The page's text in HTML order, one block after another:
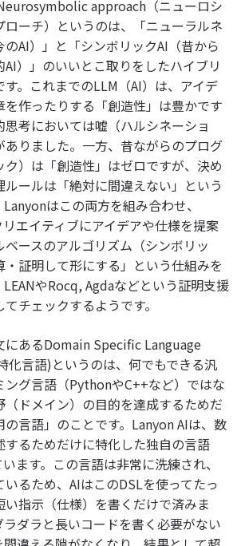
approach（ニューロシ
ローチ）というのは、「ニューラルネ
のAI）」と「シンボリックAI（昔から
）」のいいとこ取りをしたハイブリ
す。これまでのLLM（AI）は、アイデ
を作ったりする「創造性」は豊かです
考においては嘘（ハルシネーショ
ありました。一方、昔ながらのプログ
ク）は「創造性」はゼロですが、決め
ルールは「絶対に間違えない」という
はこの両方を組み合わせ、
リエイティブにアイデアや仕様を提案
ベースのアルゴリズム（シンボリッ
・証明して形にする」という仕組みを
やRocq, Agdaなどという証明支援
チェックするようです。
にあるDomain Specific Language
化言語)というのは、何でもできる汎
ング言語（PythonやC++など）ではな
（ドメイン）の目的を達成するためだ
の言語」のことです。Lanyon AIは、数
するためだけに特化した独自の言語
います。この言語は非常に洗練され、
るため、AIはこのDSLを使ってたっ
い指示（仕様）を書くだけで済みま
ダラと長いコードを書く必要がない